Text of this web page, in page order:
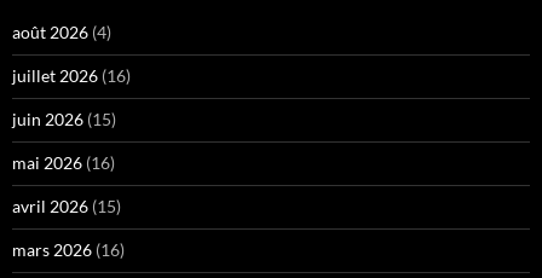
août 2026 (4)
juillet 2026 (16)
juin 2026 (15)
mai 2026 (16)
avril 2026 (15)
mars 2026 (16)